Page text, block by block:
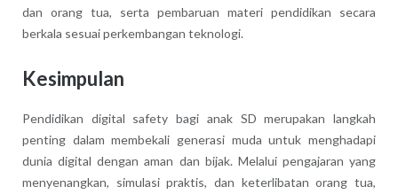
dan orang tua, serta pembaruan materi pendidikan secara
berkala sesuai perkembangan teknologi.
Kesimpulan
Pendidikan digital safety bagi anak SD merupakan langkah
penting dalam membekali generasi muda untuk menghadapi
dunia digital dengan aman dan bijak. Melalui pengajaran yang
menyenangkan, simulasi praktis, dan keterlibatan orang tua,